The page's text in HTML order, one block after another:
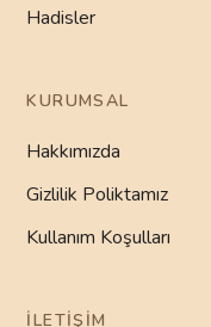
Hadisler
KURUMSAL
Hakkımızda
Gizlilik Poliktamız
Kullanım Koşulları
İLETIŞIM